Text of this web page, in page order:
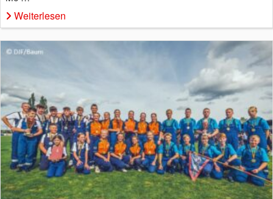
Weiterlesen